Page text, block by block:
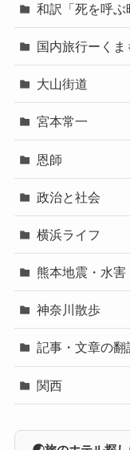
和訳「死を呼ぶ
国内旅行ーくま
大山街道
宮本常一
恩師
政治と社会
横浜ライフ
熊本地震・水害
神奈川散歩
記事・文章の翻
関西